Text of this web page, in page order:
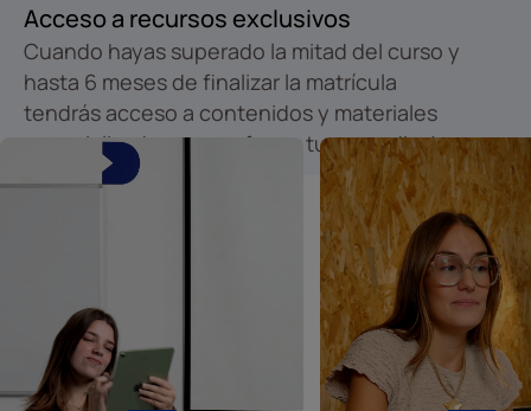
Acceso a recursos exclusivos
Cuando hayas superado la mitad del curso y
hasta 6 meses de finalizar la matrícula
tendrás acceso a contenidos y materiales
especializados para reforzar tu aprendizaje.